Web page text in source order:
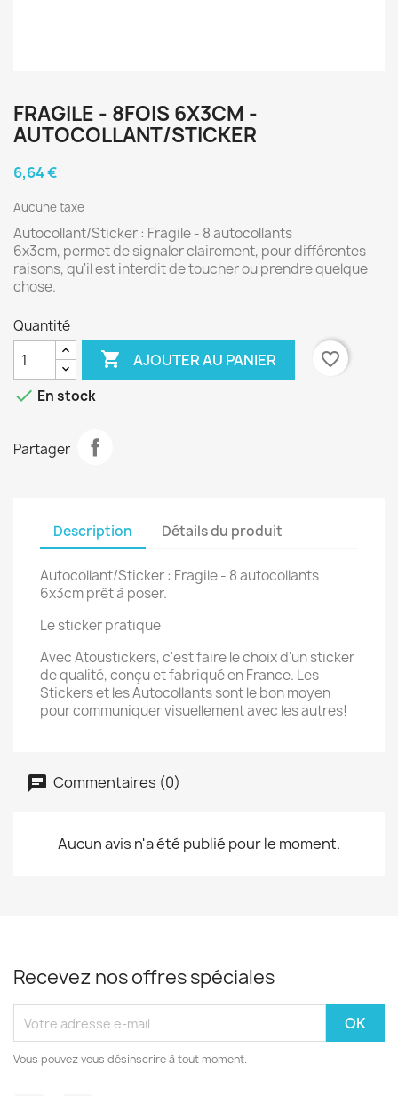
FRAGILE - 8FOIS 6X3CM -
AUTOCOLLANT/STICKER
6,64 €
Aucune taxe
Autocollant/Sticker : Fragile - 8 autocollants
6x3cm, permet de signaler clairement, pour différentes
raisons, qu'il est interdit de toucher ou prendre quelque
chose.
Quantité
 AJOUTER AU PANIER
favorite_border
 En stock
Partager
Description Détails du produit
Autocollant/Sticker : Fragile - 8 autocollants
6x3cm prêt à poser.
Le sticker pratique
Avec Atoustickers, c'est faire le choix d'un sticker
de qualité, conçu et fabriqué en France. Les
Stickers et les Autocollants sont le bon moyen
pour communiquer visuellement avec les autres!
Commentaires (0)
Aucun avis n'a été publié pour le moment.
Recevez nos offres spéciales
Vous pouvez vous désinscrire à tout moment.